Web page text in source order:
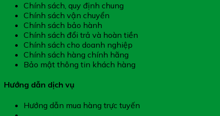
Chính sách, quy định chung
Chính sách vận chuyển
Chính sách bảo hành
Chính sách đổi trả và hoàn tiền
Chính sách cho doanh nghiệp
Chính sách hàng chính hãng
Bảo mật thông tin khách hàng
Hướng dẫn dịch vụ
Hướng dẫn mua hàng trực tuyến